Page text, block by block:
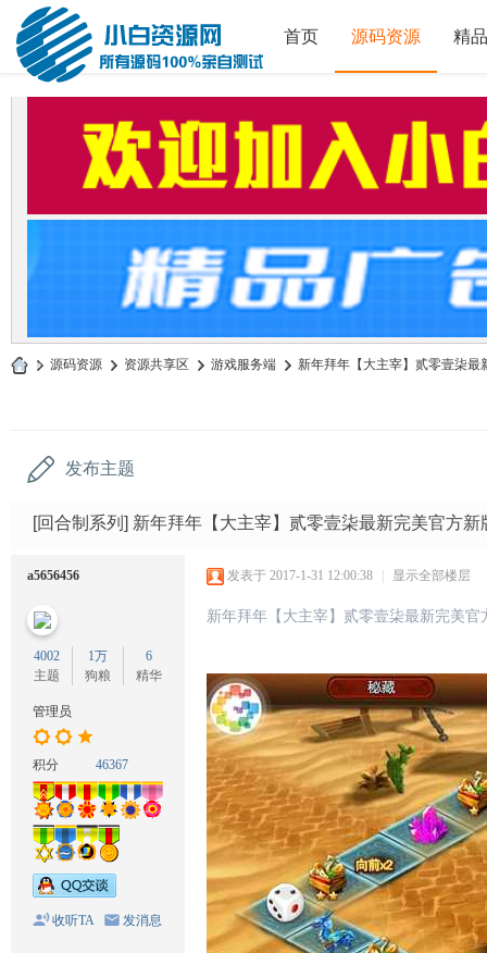
首页 源码资源 精
» 源码资源 › 资源共享区 › 游戏服务端 › 新年拜年【大主宰】贰零壹柒最
发布主题
[回合制系列] 新年拜年【大主宰】贰零壹柒最新完美官方
a5656456
4002
主题
1万
狗粮
6
精华
管理员
积分 46367
收听TA 发消息
发表于 2017-1-31 12:00:38 | 显示全部楼层
新年拜年 【大主宰】贰零壹柒最新完美